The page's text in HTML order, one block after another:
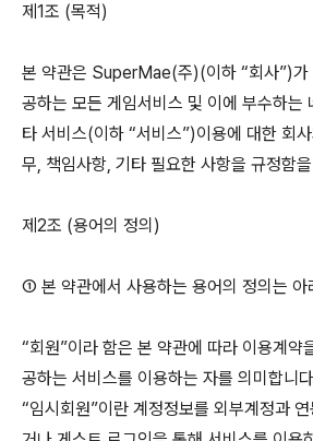
제1조 (목적)
본 약관은 SuperMae(주)(이하 “회사”)가
공하는 모든 게임서비스 및 이에 부수하는
타 서비스(이하 “서비스”)이용에 대한 회
무, 책임사항, 기타 필요한 사항을 규정함
제2조 (용어의 정의)
① 본 약관에서 사용하는 용어의 정의는 아
“회원”이라 함은 본 약관에 따라 이용계약
공하는 서비스를 이용하는 자를 의미합니
“임시회원”이란 계정정보를 외부계정과